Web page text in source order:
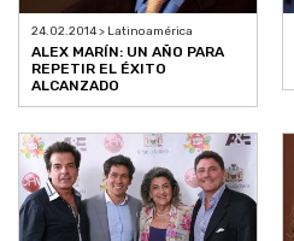
24.02.2014 > Latinoamérica
ALEX MARÍN: UN AÑO PARA
REPETIR EL ÉXITO
ALCANZADO